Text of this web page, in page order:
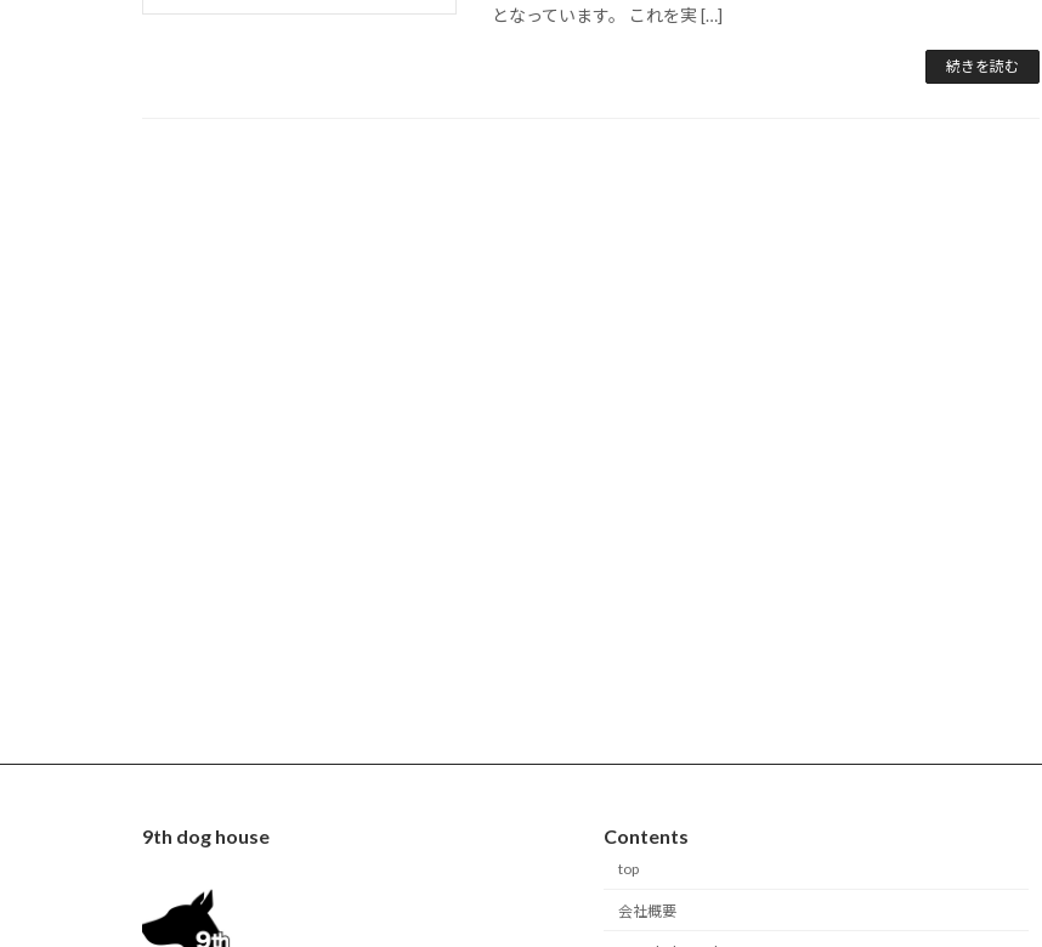
となっています。 これを実 […]
続きを読む
9th dog house Contents
top
会社概要